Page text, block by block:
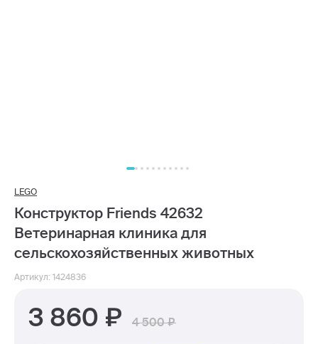
LEGO
Конструктор Friends 42632
Ветеринарная клиника для
сельскохозяйственных животных
Артикул: 1424836
3 860 4 500